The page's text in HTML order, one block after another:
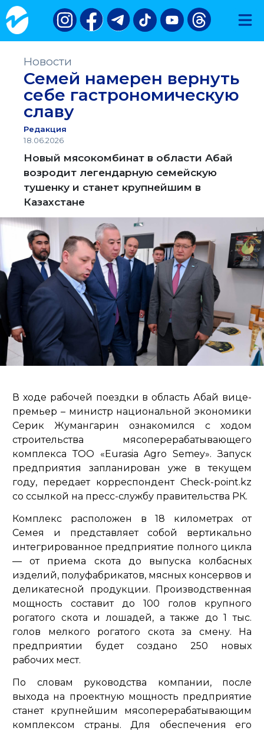
Новости
Семей намерен вернуть
себе гастрономическую
славу
Редакция
18.06.2026
Новый мясокомбинат в области Абай
возродит легендарную семейскую
тушенку и станет крупнейшим в
Казахстане
В ходе рабочей поездки в область Абай вице-
премьер – министр национальной экономики
Серик Жумангарин ознакомился с ходом
строительства мясоперерабатывающего
комплекса ТОО «Eurasia Agro Semey». Запуск
предприятия запланирован уже в текущем
году, передает корреспондент Check-point.kz
со ссылкой на пресс-службу правительства РК.
Комплекс расположен в 18 километрах от
Семея и представляет собой вертикально
интегрированное предприятие полного цикла
— от приема скота до выпуска колбасных
изделий, полуфабрикатов, мясных консервов и
деликатесной продукции. Производственная
мощность составит до 100 голов крупного
рогатого скота и лошадей, а также до 1 тыс.
голов мелкого рогатого скота за смену. На
предприятии будет создано 250 новых
рабочих мест.
По словам руководства компании, после
выхода на проектную мощность предприятие
станет крупнейшим мясоперерабатывающим
комплексом страны. Для обеспечения его